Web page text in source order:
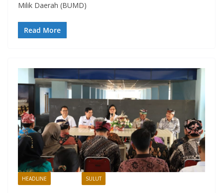
Milik Daerah (BUMD)
Read More
HEADLINE SULUT